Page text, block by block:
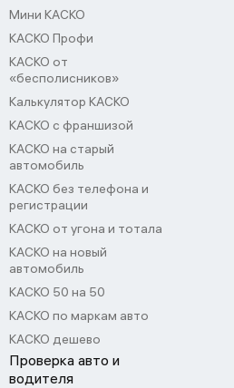
Мини КАСКО
КАСКО Профи
КАСКО от
«бесполисников»
Калькулятор КАСКО
КАСКО с франшизой
КАСКО на старый
автомобиль
КАСКО без телефона и
регистрации
КАСКО от угона и тотала
КАСКО на новый
автомобиль
КАСКО 50 на 50
КАСКО по маркам авто
КАСКО дешево
Проверка авто и
водителя